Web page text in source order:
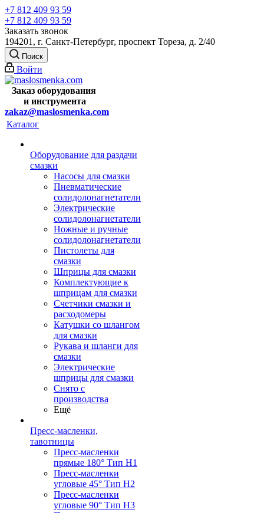
+7 812 409 93 59
+7 812 409 93 59
Заказать звонок
194201, г. Санкт-Петербург, проспект Тореза, д. 2/40
Поиск
Войти
Заказ оборудования
и инструмента
zakaz@maslosmenka.com
Каталог
Оборудование для раздачи
смазки
Насосы для смазки
Пневматические
солидолонагнетатели
Электрические
солидолонагнетатели
Ножные и ручные
солидолонагнетатели
Пистолеты для
смазки
Шприцы для смазки
Комплектующие к
шприцам для смазки
Счетчики смазки и
расходомеры
Катушки со шлангом
для смазки
Рукава и шланги для
смазки
Электрические
шприцы для смазки
Снято с
производства
Ещё
Пресс-масленки,
тавотницы
Пресс-масленки
прямые 180° Тип H1
Пресс-масленки
угловые 45° Тип H2
Пресс-масленки
угловые 90° Тип H3